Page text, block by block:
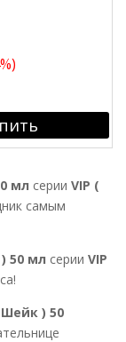
мл серии VIP (
самым
50 мл серии VIP
) 50